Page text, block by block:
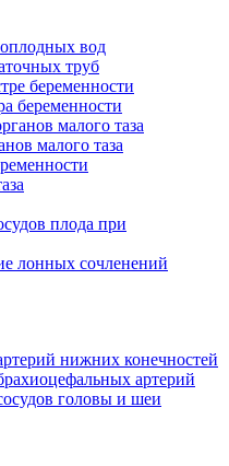
вод
труб
беременности
беременности
малого таза
малого таза
плода при
лонных сочленений
нижних конечностей
артерий
головы и шеи